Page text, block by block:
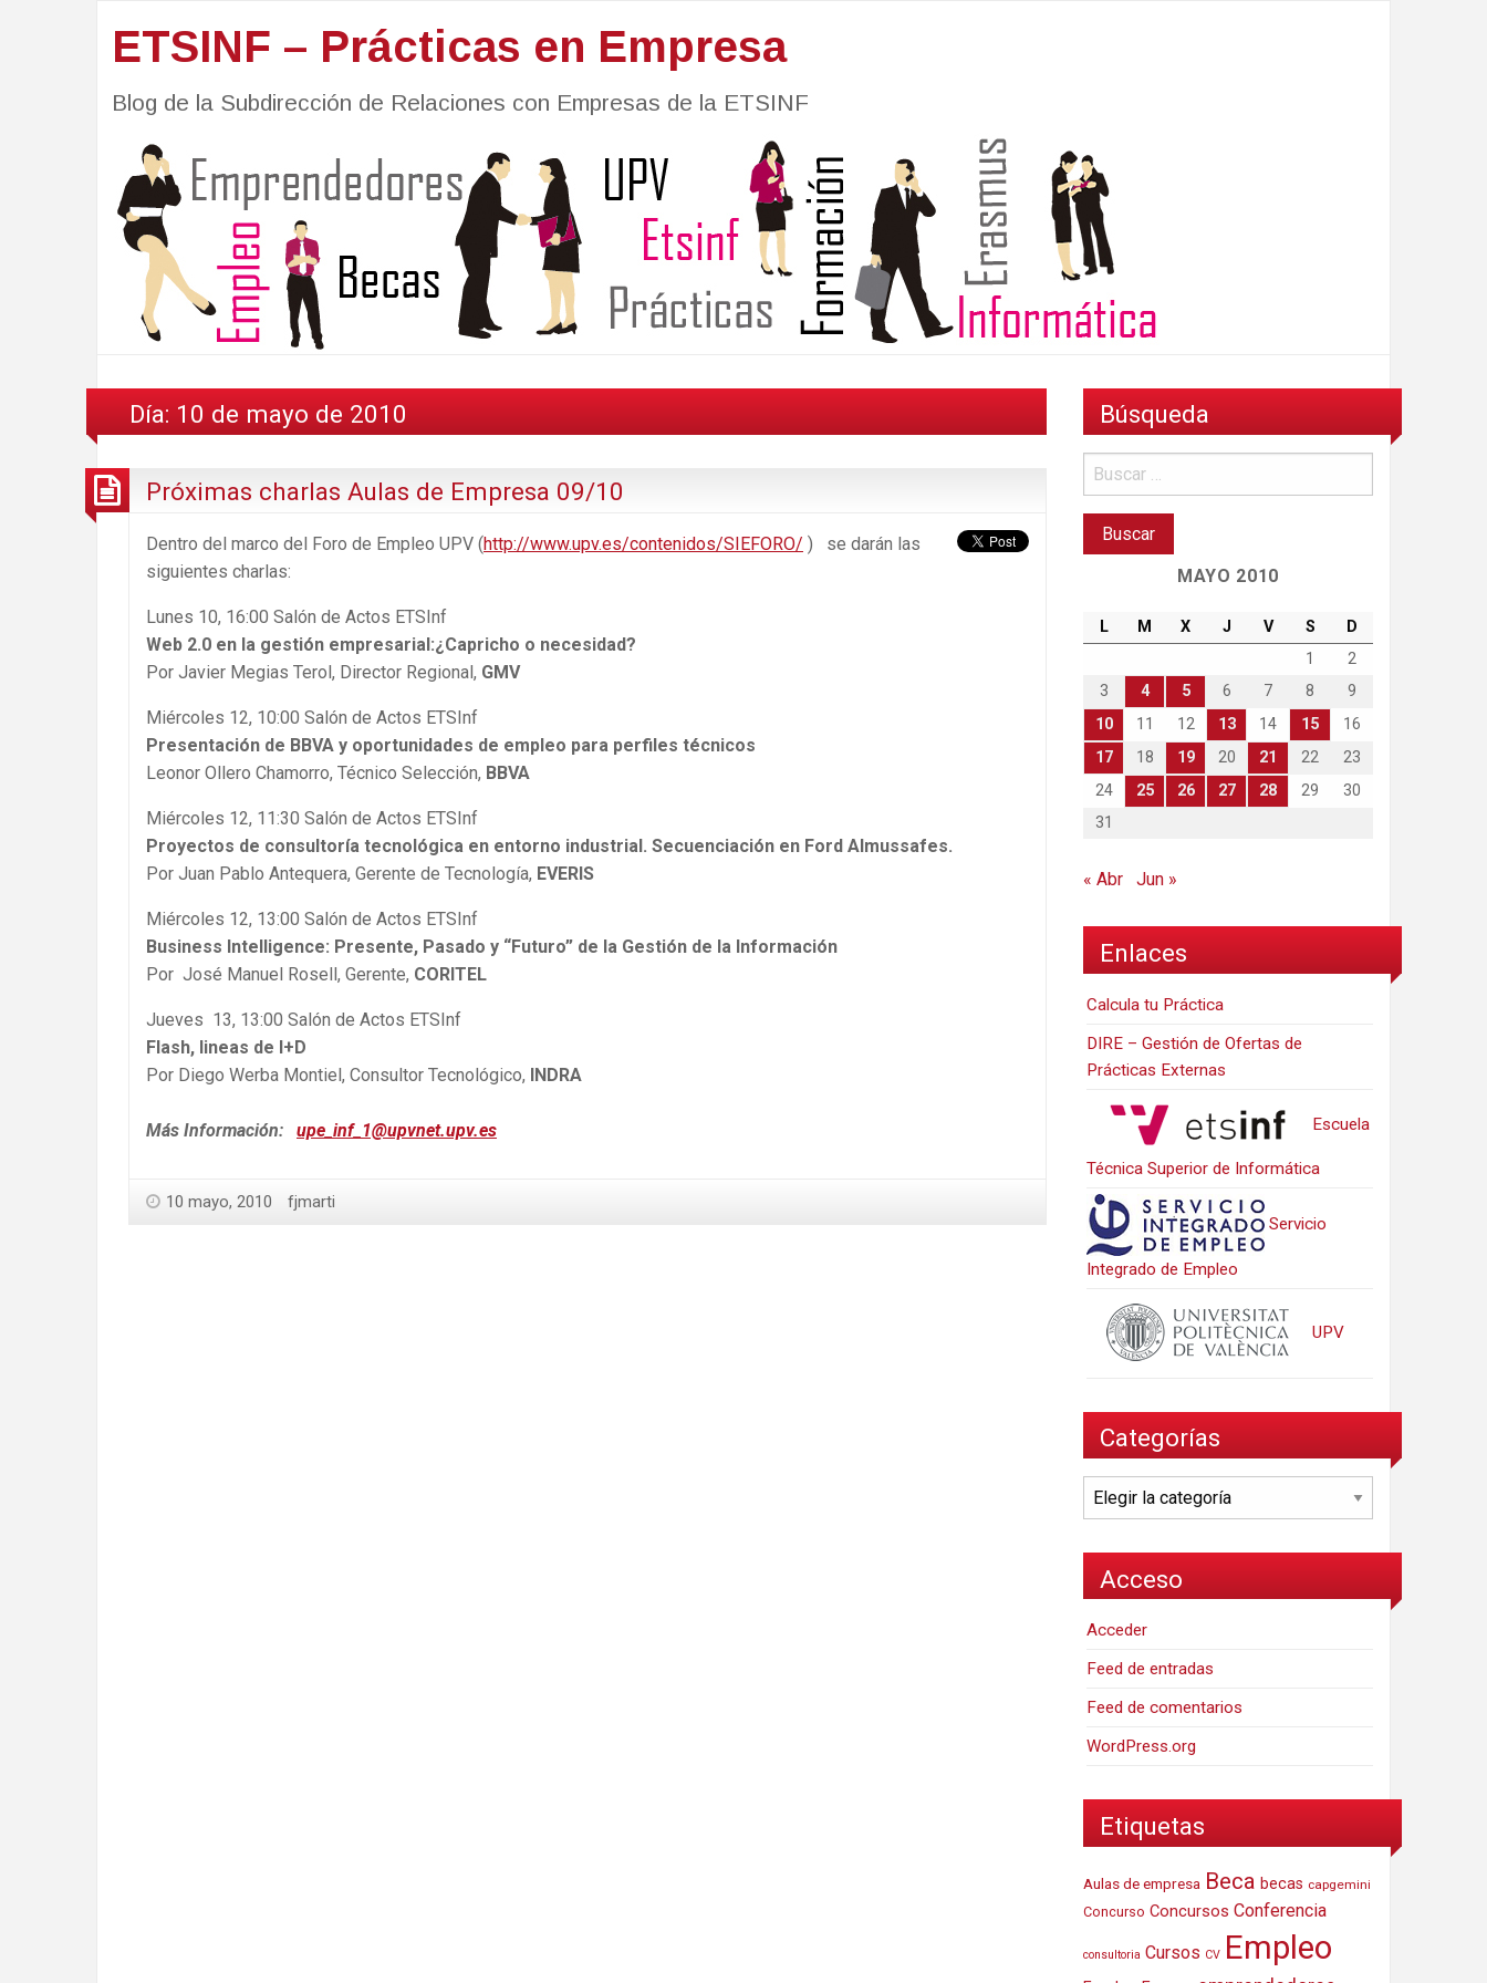
ETSINF – Prácticas en Empresa
Blog de la Subdirección de Relaciones con Empresas de la ETSINF
Día: 10 de mayo de 2010
Próximas charlas Aulas de Empresa 09/10
Dentro del marco del Foro de Empleo UPV (http://www.upv.es/contenidos/SIEFORO/ ) se darán las
siguientes charlas:
Lunes 10, 16:00 Salón de Actos ETSInf
Web 2.0 en la gestión empresarial:¿Capricho o necesidad?
Por Javier Megias Terol, Director Regional, GMV
Miércoles 12, 10:00 Salón de Actos ETSInf
Presentación de BBVA y oportunidades de empleo para perfiles técnicos
Leonor Ollero Chamorro, Técnico Selección, BBVA
Miércoles 12, 11:30 Salón de Actos ETSInf
Proyectos de consultoría tecnológica en entorno industrial. Secuenciación en Ford Almussafes.
Por Juan Pablo Antequera, Gerente de Tecnología, EVERIS
Miércoles 12, 13:00 Salón de Actos ETSInf
Business Intelligence: Presente, Pasado y “Futuro” de la Gestión de la Información
Por José Manuel Rosell, Gerente, CORITEL
Jueves 13, 13:00 Salón de Actos ETSInf
Flash, lineas de I+D
Por Diego Werba Montiel, Consultor Tecnológico,
INDRA
Más Información: upe_inf_1@upvnet.upv.es
10 mayo, 2010 fjmarti
Búsqueda
MAYO 2010
L M X J V S
D
1
2
3
4 5 6 7 8
9
10
11 12 13 14 15
16
17
18 19 20 21 22
23
24
25 26 27 28 29
30
31
« Abr Jun »
Enlaces
Calcula tu Práctica
DIRE – Gestión de Ofertas de
Prácticas Externas
Escuela
Técnica Superior de Informática
Servicio
Integrado de Empleo
UPV
Categorías
Categorías
Acceso
Acceder
Feed de entradas
Feed de comentarios
WordPress.org
Etiquetas
Aulas de empresa Beca becas capgemini
Concurso Concursos Conferencia
consultoria Cursos CV Empleo